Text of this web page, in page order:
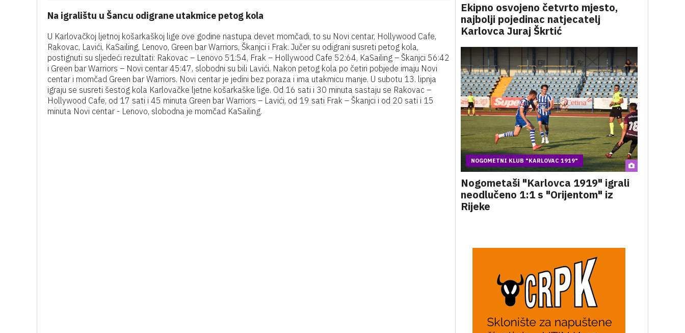
Na igralištu u Šancu odigrane utakmice petog kola
U Karlovačkoj ljetnoj košarkaškoj lige ove godine nastupa devet momčadi, to su Novi centar, Hollywood Cafe,
Rakovac, Lavići, KaSailing, Lenovo, Green bar Warriors, Škanjci i Frak. Jučer su odigrani susreti petog kola,
postignuti su sljedeći rezultati: Rakovac – Lenovo 51:54, Frak – Hollywood Cafe 52:64, KaSailing – Škanjci 56:42
i Green bar Warriors – Novi centar 45:47, slobodni su bili Lavići. Nakon petog kola po četiri pobjede imaju Novi
centar i momčad Green bar Warriors. Novi centar je jedini bez poraza i ima utakmicu manje. U subotu 13. lipnja
igraju se susreti šestog kola Karlovačke ljetne košarkaške lige. Od 16 sati i 30 minuta sastaju se Rakovac –
Hollywood Cafe, od 17 sati i 45 minuta Green bar Warriors – Lavići, od 19 sati Frak – Škanjci i od 20 sati i 15
minuta Novi centar - Lenovo, slobodna je momčad KaSailing.
Ekipno osvojeno četvrto mjesto,
najbolji pojedinac natjecatelj
Karlovca Juraj Škrtić
NOGOMETNI KLUB "KARLOVAC 1919"
Nogometaši "Karlovca 1919" igrali
neodlučeno 1:1 s "Orijentom" iz
Rijeke